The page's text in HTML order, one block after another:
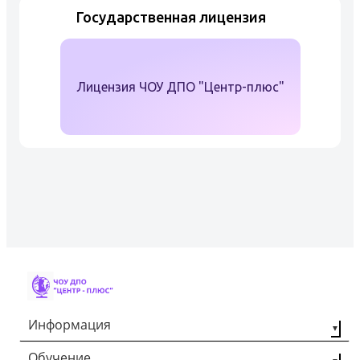
Государственная лицензия
Лицензия ЧОУ ДПО "Центр-плюс"
Информация
О компании